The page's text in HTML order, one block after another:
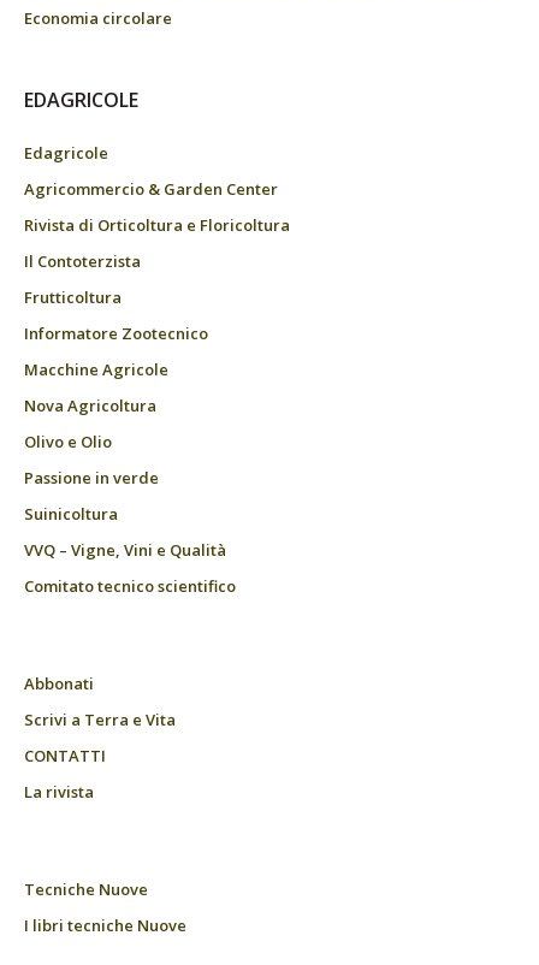
Economia circolare
EDAGRICOLE
Edagricole
Agricommercio & Garden Center
Rivista di Orticoltura e Floricoltura
Il Contoterzista
Frutticoltura
Informatore Zootecnico
Macchine Agricole
Nova Agricoltura
Olivo e Olio
Passione in verde
Suinicoltura
VVQ – Vigne, Vini e Qualità
Comitato tecnico scientifico
Abbonati
Scrivi a Terra e Vita
CONTATTI
La rivista
Tecniche Nuove
I libri tecniche Nuove